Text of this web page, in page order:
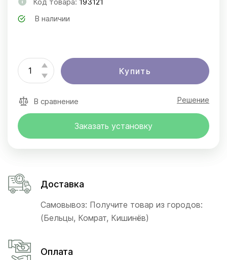
В наличии
Купить
В сравнение Решение
Заказать установку
Доставка
Самовывоз: Получите товар из городов:
(Бельцы, Комрат, Кишинёв)
Оплата